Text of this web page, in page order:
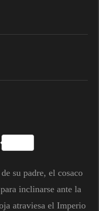
su padre, el cosaco
inclinarse ante la
atraviesa el Imperio